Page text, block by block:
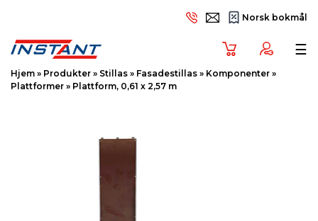
Norsk bokmål
☰
Hjem » Produkter » Stillas » Fasadestillas » Komponenter »
Plattformer » Plattform, 0,61 x 2,57 m